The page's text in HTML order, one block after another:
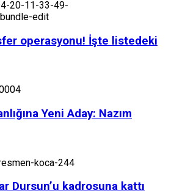
operasyonu! İşte listedeki
Yeni Aday: Nazım
Dursun’u kadrosuna kattı